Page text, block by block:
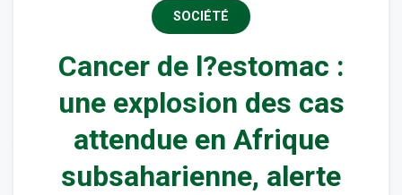
SOCIÉTÉ
Cancer de l?estomac :
une explosion des cas
attendue en Afrique
subsaharienne, alerte